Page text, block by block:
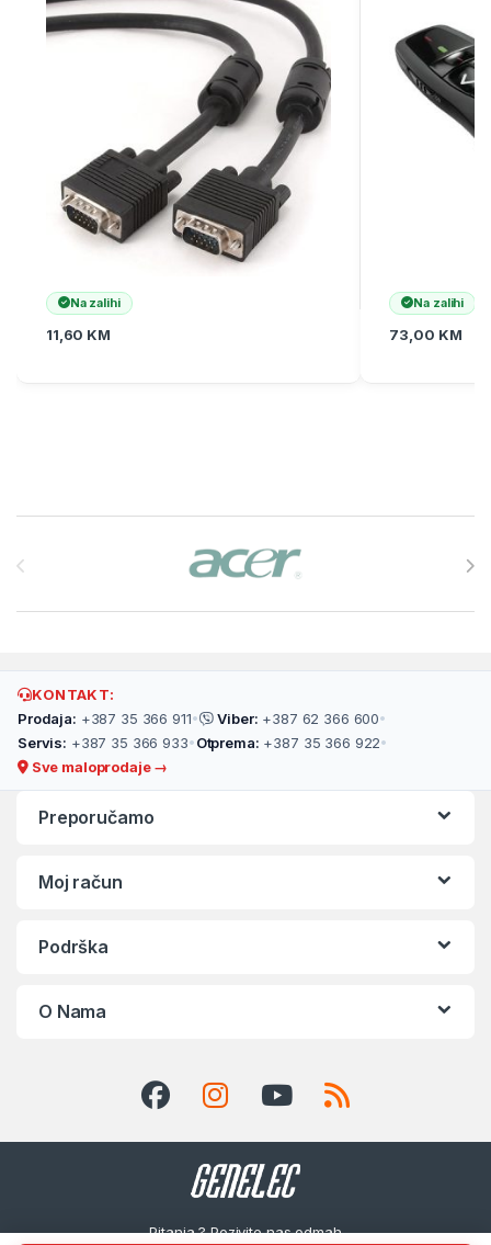
Na zalihi
11,60 KM
Na zalihi
73,00 KM
KONTAKT:
Prodaja: +387 35 366 911• Viber: +387 62 366 600•
Servis: +387 35 366 933• Otprema: +387 35 366 922•
Sve maloprodaje →
Preporučamo
Moj račun
Podrška
O Nama
Pitanja ? Pozivite nas odmah